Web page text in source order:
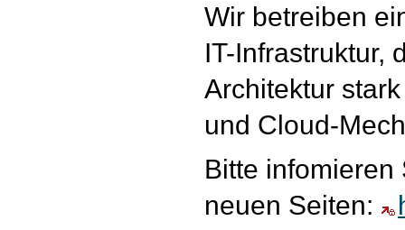
Wir betreiben
IT-Infrastruktur,
Architektur
und Cloud-
Bitte infomieren
neuen Seiten: